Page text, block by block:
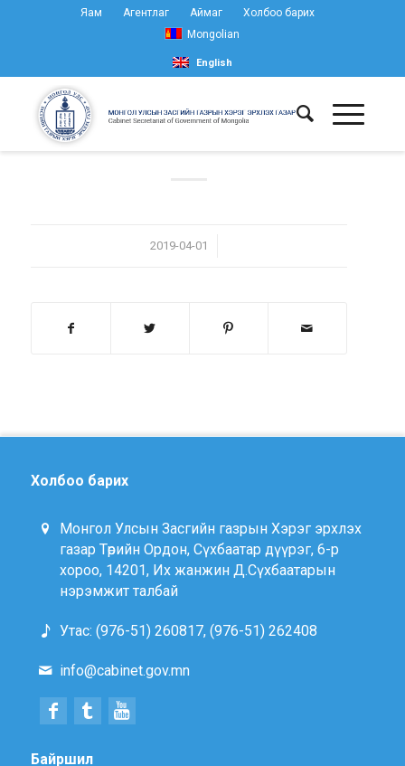
Яам Агентлаг Аймаг
Холбоо барих
Mongolian
English
2019-04-01
/
Холбоо барих
Монгол Улсын Засгийн газрын Хэрэг эрхлэх
газар Төрийн Ордон, Сүхбаатар дүүрэг, 6-р
хороо, 14201, Их жанжин Д.Сүхбаатарын
нэрэмжит талбай
Утас: (976-51) 260817, (976-51) 262408
info@cabinet.gov.mn
Байршил